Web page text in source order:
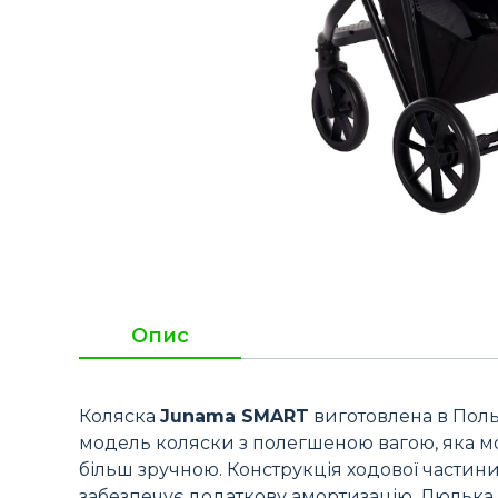
Опис
Коляска Junama SMART виготовлена в
модель коляски з полегшеною вагою, яка
більш зручною. Конструкція ходової